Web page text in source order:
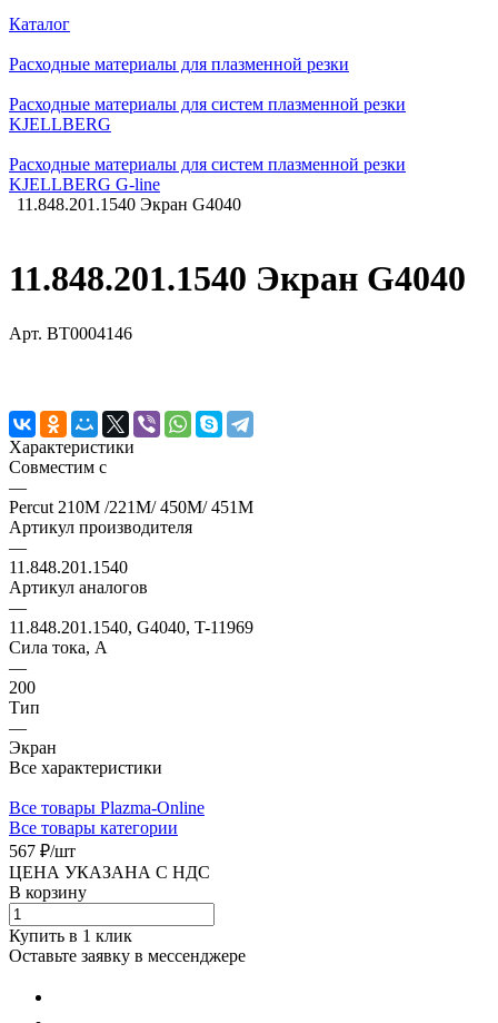
Каталог
Расходные материалы для плазменной резки
Расходные материалы для систем плазменной резки
KJELLBERG
Расходные материалы для систем плазменной резки
KJELLBERG G-line
11.848.201.1540 Экран G4040
11.848.201.1540 Экран G4040
Арт. BT0004146
Характеристики
Совместим с
—
Percut 210M /221M/ 450M/ 451M
Артикул производителя
—
11.848.201.1540
Артикул аналогов
—
11.848.201.1540, G4040, T-11969
Сила тока, А
—
200
Тип
—
Экран
Все характеристики
Все товары Plazma-Online
Все товары категории
567 ₽/шт
ЦЕНА УКАЗАНА С НДС
В корзину
Купить в 1 клик
Оставьте заявку в мессенджере